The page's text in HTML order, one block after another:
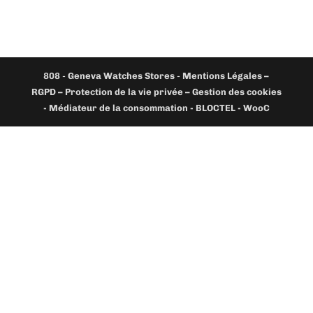
808 -Geneva Watches Stores - Mentions Légales –
RGPD – Protection de la vie privée – Gestion des cookies
- Médiateur de la consommation - BLOCTEL - WooC